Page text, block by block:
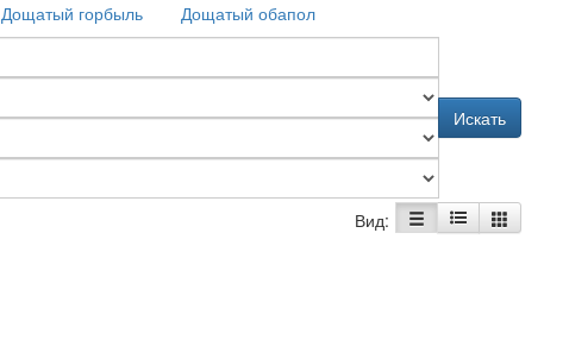
Дощатый горбыль Дощатый обапол
Искать
Вид: